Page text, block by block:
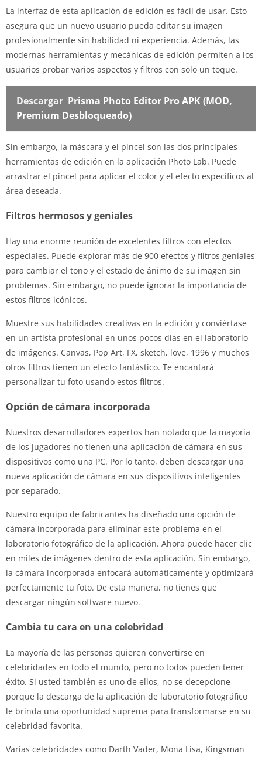
La interfaz de esta aplicación de edición es fácil de usar. Esto
asegura que un nuevo usuario pueda editar su imagen
profesionalmente sin habilidad ni experiencia. Además, las
modernas herramientas y mecánicas de edición permiten a los
usuarios probar varios aspectos y filtros con solo un toque.
Descargar Prisma Photo Editor Pro APK (MOD,
Premium Desbloqueado)
Sin embargo, la máscara y el pincel son las dos principales
herramientas de edición en la aplicación Photo Lab. Puede
arrastrar el pincel para aplicar el color y el efecto específicos al
área deseada.
Filtros hermosos y geniales
Hay una enorme reunión de excelentes filtros con efectos
especiales. Puede explorar más de 900 efectos y filtros geniales
para cambiar el tono y el estado de ánimo de su imagen sin
problemas. Sin embargo, no puede ignorar la importancia de
estos filtros icónicos.
Muestre sus habilidades creativas en la edición y conviértase
en un artista profesional en unos pocos días en el laboratorio
de imágenes. Canvas, Pop Art, FX, sketch, love, 1996 y muchos
otros filtros tienen un efecto fantástico. Te encantará
personalizar tu foto usando estos filtros.
Opción de cámara incorporada
Nuestros desarrolladores expertos han notado que la mayoría
de los jugadores no tienen una aplicación de cámara en sus
dispositivos como una PC. Por lo tanto, deben descargar una
nueva aplicación de cámara en sus dispositivos inteligentes
por separado.
Nuestro equipo de fabricantes ha diseñado una opción de
cámara incorporada para eliminar este problema en el
laboratorio fotográfico de la aplicación. Ahora puede hacer clic
en miles de imágenes dentro de esta aplicación. Sin embargo,
la cámara incorporada enfocará automáticamente y optimizará
perfectamente tu foto. De esta manera, no tienes que
descargar ningún software nuevo.
Cambia tu cara en una celebridad
La mayoría de las personas quieren convertirse en
celebridades en todo el mundo, pero no todos pueden tener
éxito. Si usted también es uno de ellos, no se decepcione
porque la descarga de la aplicación de laboratorio fotográfico
le brinda una oportunidad suprema para transformarse en su
celebridad favorita.
Varias celebridades como Darth Vader, Mona Lisa, Kingsman